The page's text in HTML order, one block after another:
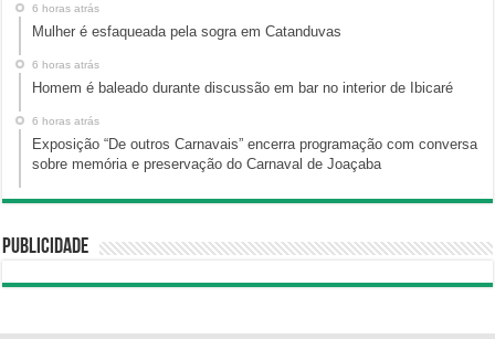
6 horas atrás
Mulher é esfaqueada pela sogra em Catanduvas
6 horas atrás
Homem é baleado durante discussão em bar no interior de Ibicaré
6 horas atrás
Exposição “De outros Carnavais” encerra programação com conversa
sobre memória e preservação do Carnaval de Joaçaba
Publicidade